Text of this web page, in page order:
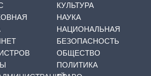
КУЛЬТУРА
НАУКА
НАЦИОНАЛЬНАЯ
БЕЗОПАСНОСТЬ
ОБЩЕСТВО
ПОЛИТИКА